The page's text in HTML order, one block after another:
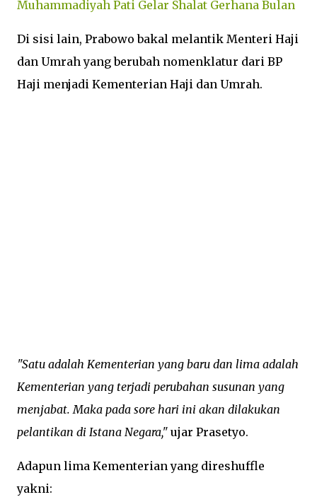
Muhammadiyah Pati Gelar Shalat Gerhana Bulan
Di sisi lain, Prabowo bakal melantik Menteri Haji
dan Umrah yang berubah nomenklatur dari BP
Haji menjadi Kementerian Haji dan Umrah.
"Satu adalah Kementerian yang baru dan lima adalah
Kementerian yang terjadi perubahan susunan yang
menjabat. Maka pada sore hari ini akan dilakukan
pelantikan di Istana Negara," ujar Prasetyo.
Adapun lima Kementerian yang direshuffle
yakni: